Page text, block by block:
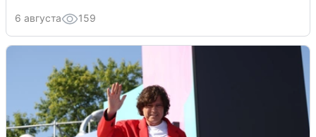
6 августа 159